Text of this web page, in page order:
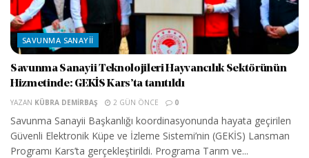
SAVUNMA SANAYII
Savunma Sanayii Teknolojileri Hayvancılık Sektörünün
Hizmetinde: GEKİS Kars’ta tanıtıldı
YAZAN KÜBRA DEMIRBAŞ 2 GÜN ÖNCE 0
Savunma Sanayii Başkanlığı koordinasyonunda hayata geçirilen
Güvenli Elektronik Küpe ve İzleme Sistemi’nin (GEKİS) Lansman
Programı Kars’ta gerçekleştirildi. Programa Tarım ve...